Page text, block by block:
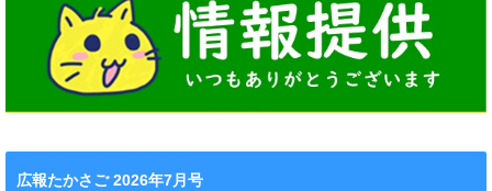
広報たかさご 2026年7月号